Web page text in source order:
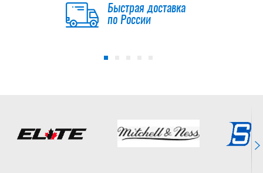
Быстрая доставка
по России